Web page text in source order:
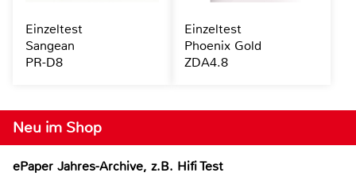
Neu im Shop
ePaper Jahres-Archive, z.B. Hifi Test
Einzeltest
Sangean
PR-D8
Einzeltest
Phoenix Gold
ZDA4.8